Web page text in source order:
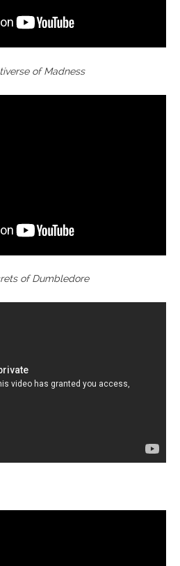
of Madness
of Dumbledore